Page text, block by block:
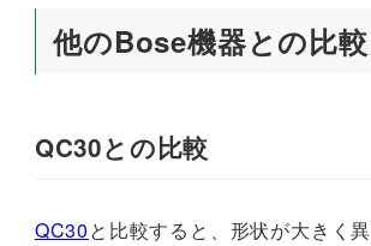
他のBose機器との比較
QC30との比較
QC30と比較すると、形状が大きく異